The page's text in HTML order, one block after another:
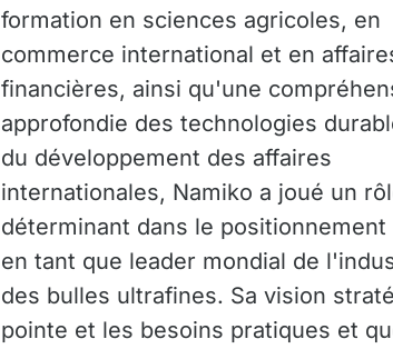
formation en sciences agricoles, en
commerce international et en
financières, ainsi qu'une
approfondie des technologies
du développement des affaires
internationales, Namiko a joué un
déterminant dans le positionnement
en tant que leader mondial de
des bulles ultrafines. Sa vision
pointe et les besoins pratiques et